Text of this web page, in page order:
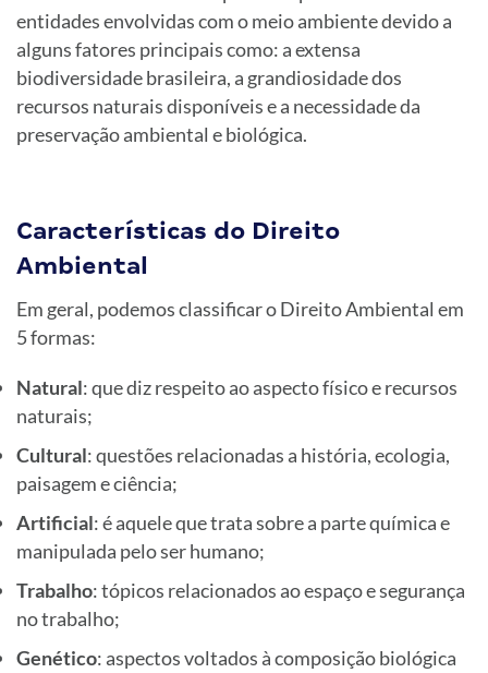
entidades envolvidas com o meio ambiente devido a
alguns fatores principais como: a extensa
biodiversidade brasileira, a grandiosidade dos
recursos naturais disponíveis e a necessidade da
preservação ambiental e biológica.
Características do Direito
Ambiental
Em geral, podemos classificar o Direito Ambiental em
5 formas:
Natural: que diz respeito ao aspecto físico e recursos
naturais;
Cultural: questões relacionadas a história, ecologia,
paisagem e ciência;
Artificial: é aquele que trata sobre a parte química e
manipulada pelo ser humano;
Trabalho: tópicos relacionados ao espaço e segurança
no trabalho;
Genético: aspectos voltados à composição biológica